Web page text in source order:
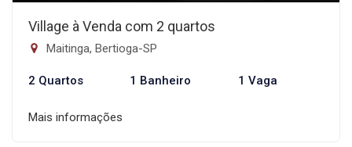
Village à Venda com 2 quartos
Maitinga, Bertioga-SP
2 Quartos 1 Banheiro 1 Vaga
Mais informações